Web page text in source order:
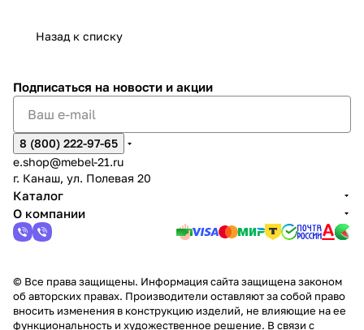
2
Назад к списку
Подписаться на новости и акции
8 (800) 222-97-65
e.shop@mebel-21.ru
г. Канаш, ул. Полевая 20
Каталог
О компании
© Все права защищены. Информация сайта защищена законом
об авторских правах. Производители оставляют за собой право
вносить изменения в конструкцию изделий, не влияющие на ее
функциональность и художественное решение. В связи с